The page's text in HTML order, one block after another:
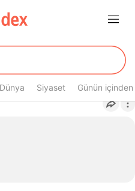
Dünya Siyaset Günün içinden